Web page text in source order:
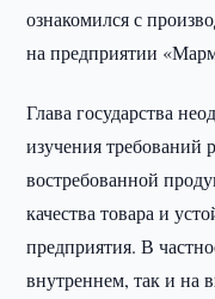
ознакомился с
на предприятии
Глава государства
изучения требований
востребованной
качества товара и
предприятия. В
внутреннем, так и на